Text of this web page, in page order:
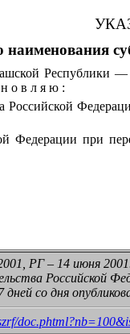
Российской
Федерации при
РГ – 14 июня
Российской
со дня